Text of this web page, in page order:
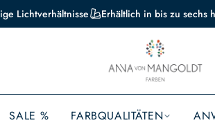
Lichtverhältnisse Erhältlich in bis zu sechs
SALE % FARBQUALITÄTEN